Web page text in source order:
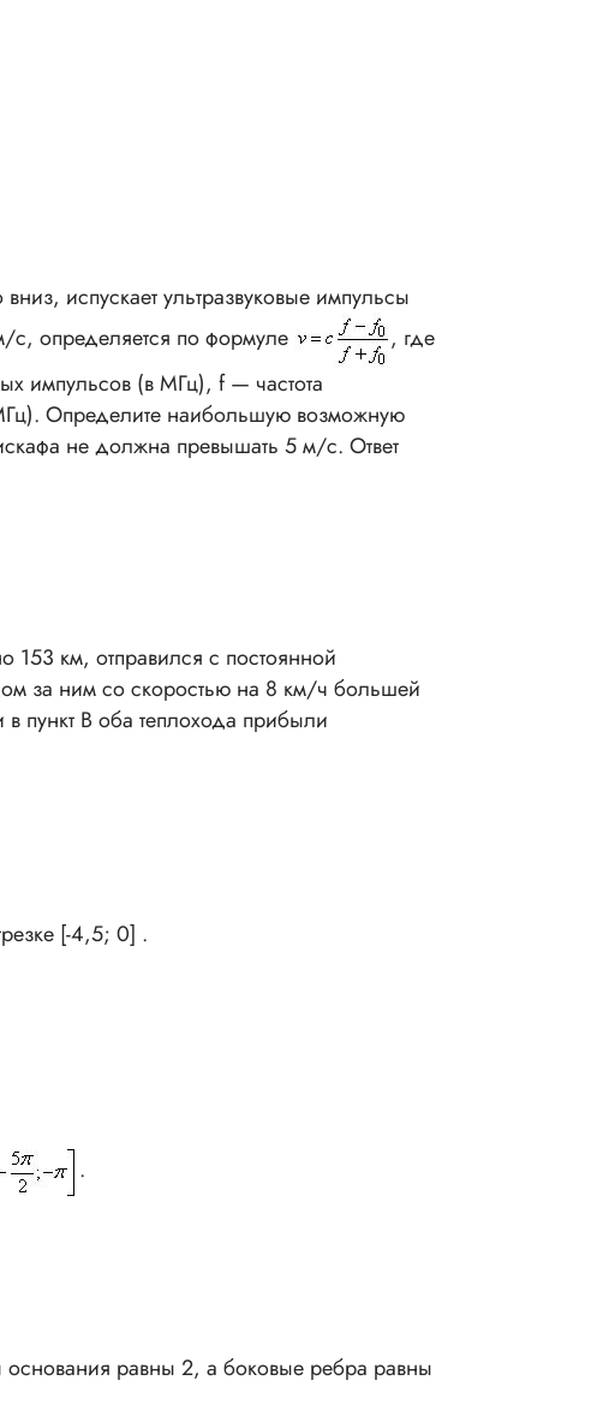
испускает ультразвуковые импульсы
с, определяется по формуле
, где
импульсов (в МГц), f — частота
Определите наибольшую возможную
не должна превышать 5 м/с. Ответ
153 км, отправился с постоянной
за ним со скоростью на 8 км/ч большей
в пункт В оба теплохода прибыли
[-4,5; 0] .
.
основания равны 2, а боковые ребра равны